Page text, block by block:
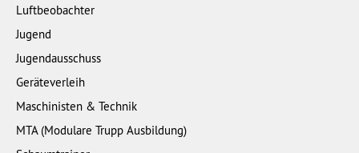
Luftbeobachter
Jugend
Jugendausschuss
Geräteverleih
Maschinisten & Technik
MTA (Modulare Trupp Ausbildung)